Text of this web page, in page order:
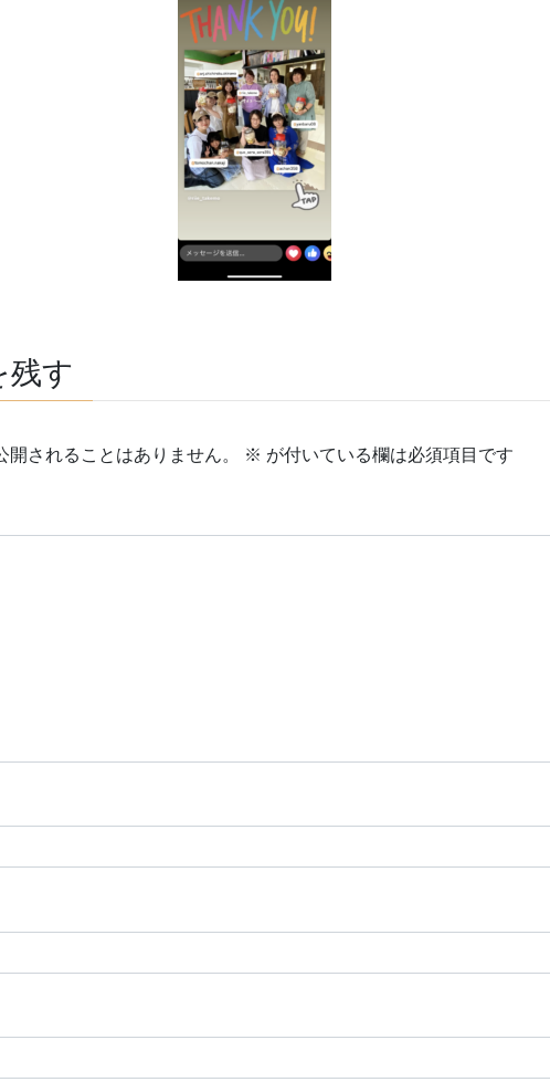
残す
開されることはありません。 ※ が付いている欄は必須項目です